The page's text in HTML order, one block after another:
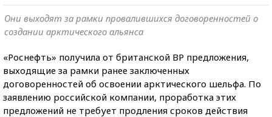
Они выходят за рамки провалившихся договоренностей о
создании арктического альянса
«Роснефть» получила от британской ВР предложения,
выходящие за рамки ранее заключенных
договоренностей об освоении арктического шельфа. По
заявлению российской компании, проработка этих
предложений не требует продления сроков действия